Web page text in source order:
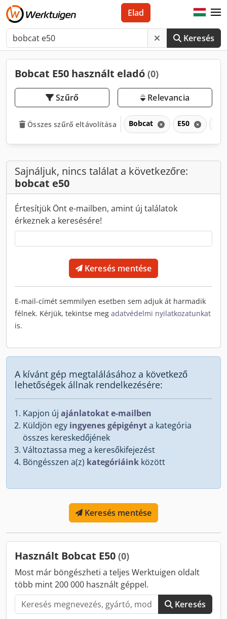
Keresés
Elad
Bobcat E50 használt eladó (0)
Szűrő Relevancia
Összes szűrő eltávolítása Bobcat E50
Sajnáljuk, nincs találat a következőre:
bobcat e50
Értesítjük Önt e-mailben, amint új találatok
érkeznek a keresésére!
Keresés mentése
E-mail-címét semmilyen esetben sem adjuk át harmadik
félnek. Kérjük, tekintse meg adatvédelmi nyilatkozatunkat
is.
A kívánt gép megtalálásához a következő
lehetőségek állnak rendelkezésére:
Kapjon új ajánlatokat e-mailben
Küldjön egy ingyenes gépigényta kategória
összes kereskedőjének
Változtassa meg a keresőkifejezést
Böngésszen a(z) kategóriáink között
Keresés mentése
Használt Bobcat E50 (0)
Most már böngészheti a teljes Werktuigen oldalt
több mint 200 000 használt géppel.
Keresés